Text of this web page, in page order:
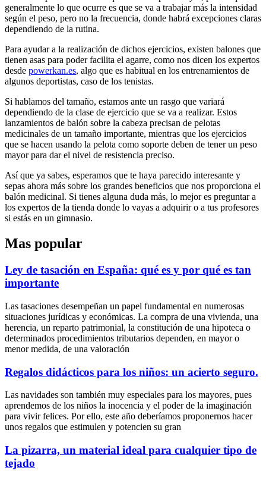
generalmente lo que ocurre es que se va a trabajar más la intensidad
según el peso, pero no la frecuencia, donde habrá excepciones claras
dependiendo de la rutina.
Para ayudar a la realización de dichos ejercicios, existen balones que
tienen asas para poder facilita el agarre, como nos dicen los expertos
desde powerkan.es, algo que es habitual en los entrenamientos de
algunos deportistas, caso de los tenistas.
Si hablamos del tamaño, estamos ante un rasgo que variará
dependiendo de la clase de ejercicio que se va a realizar. Estos
lanzamientos de balón sobre la cabeza precisan de pelotas
medicinales de un tamaño importante, mientras que los ejercicios
que se hacen usando la pelota como soporte deben de tener un peso
mayor para dar el nivel de resistencia preciso.
Así que ya sabes, esperamos que te haya parecido interesante y
sepas ahora más sobre los grandes beneficios que nos proporciona el
balón medicinal. Si tienes alguna duda más, lo mejor es preguntar a
los expertos de la tienda donde lo vayas a adquirir o a tus profesores
si estás en un gimnasio.
Mas popular
Ley de tasación en España: qué es y por qué es tan
importante
Las tasaciones desempeñan un papel fundamental en numerosas
situaciones jurídicas y económicas. La compra de una vivienda, una
herencia, un reparto patrimonial, la constitución de una hipoteca o
determinados procedimientos tributarios dependen, en mayor o
menor medida, de una valoración
Regalos didácticos para los niños: un acierto seguro.
Las navidades son también muy especiales para los mayores, pues
aprendemos de los niños la inocencia y el poder de la imaginación
para vivir felices. Por ello, este año deberíamos proponernos hacer
unos regalos que estimulen y potencien su gran
La pizarra, un material ideal para cualquier tipo de
tejado